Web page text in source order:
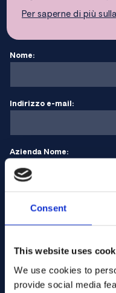
Consent
This website uses
We use cookies to
provide social media
Per saperne di più
Nome:
Indirizzo e-mail:
Azienda Nome:
Il vostro messaggio